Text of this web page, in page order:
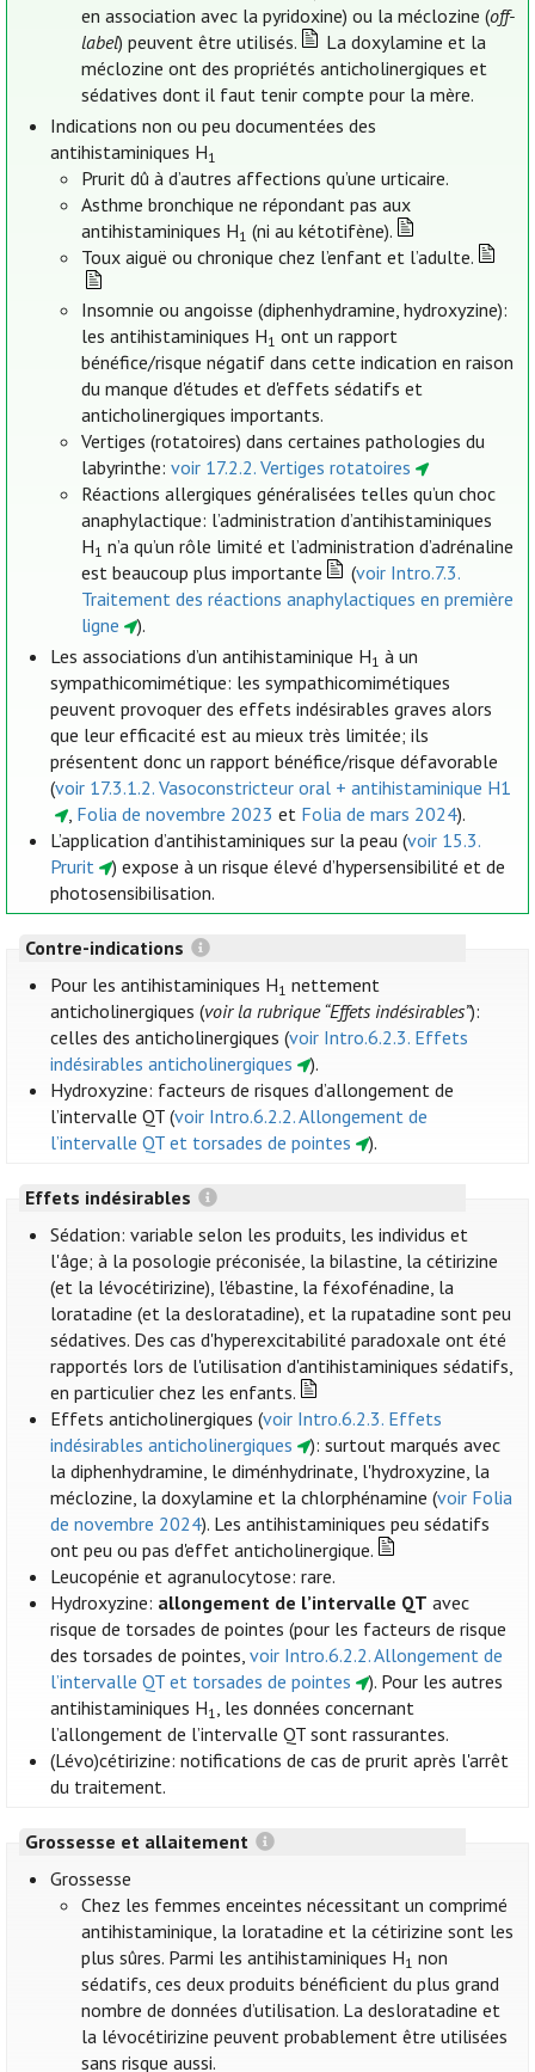
en association avec la pyridoxine) ou la méclozine (off-
label) peuvent être utilisés.
La doxylamine et la
méclozine ont des propriétés anticholinergiques et
sédatives dont il faut tenir compte pour la mère.
Indications non ou peu documentées des
antihistaminiques H1
Prurit dû à d’autres affections qu’une urticaire.
Asthme bronchique ne répondant pas aux
antihistaminiques H1 (ni au kétotifène).
Toux aiguë ou chronique chez l’enfant et l’adulte.
Insomnie ou angoisse (diphenhydramine, hydroxyzine):
les antihistaminiques H1 ont un rapport
bénéfice/risque négatif dans cette indication en raison
du manque d'études et d'effets sédatifs et
anticholinergiques importants.
Vertiges (rotatoires) dans certaines pathologies du
labyrinthe:voir 17.2.2. Vertiges rotatoires
Réactions allergiques généralisées telles qu’un choc
anaphylactique: l’administration d’antihistaminiques
H1 n’a qu’un rôle limité et l’administration d’adrénaline
est beaucoup plus importante
(voir Intro.7.3.
Traitement des réactions anaphylactiques en première
ligne
).
Les associations d’un antihistaminique H1 à un
sympathicomimétique: les sympathicomimétiques
peuvent provoquer des effets indésirables graves alors
que leur efficacité est au mieux très limitée; ils
présentent donc un rapport bénéfice/risque défavorable
(voir 17.3.1.2. Vasoconstricteur oral + antihistaminique H1
, Folia de novembre 2023 et Folia de mars 2024).
L’application d’antihistaminiques sur la peau (voir 15.3.
Prurit
) expose à un risque élevé d’hypersensibilité et de
photosensibilisation.
Contre-indications
Pour les antihistaminiques H1 nettement
anticholinergiques (voir la rubrique “Effets indésirables”):
celles des anticholinergiques (voir Intro.6.2.3. Effets
indésirables anticholinergiques
).
Hydroxyzine: facteurs de risques d’allongement de
l’intervalle QT (voir Intro.6.2.2. Allongement de
l’intervalle QT et torsades de pointes
).
Effets indésirables
Sédation: variable selon les produits, les individus et
l'âge; à la posologie préconisée, la bilastine, la cétirizine
(et la lévocétirizine), l'ébastine, la féxofénadine, la
loratadine (et la desloratadine), et la rupatadine sont peu
sédatives. Des cas d'hyperexcitabilité paradoxale ont été
rapportés lors de l'utilisation d'antihistaminiques sédatifs,
en particulier chez les enfants.
Effets anticholinergiques (voir Intro.6.2.3. Effets
indésirables anticholinergiques
): surtout marqués avec
la diphenhydramine, le diménhydrinate, l'hydroxyzine, la
méclozine, la doxylamine et la chlorphénamine (voir Folia
de novembre 2024). Les antihistaminiques peu sédatifs
ont peu ou pas d'effet anticholinergique.
Leucopénie et agranulocytose: rare.
Hydroxyzine: allongement de l’intervalle QT avec
risque de torsades de pointes (pour les facteurs de risque
des torsades de pointes,voir Intro.6.2.2. Allongement de
l’intervalle QT et torsades de pointes
). Pour les autres
antihistaminiques H1, les données concernant
l’allongement de l’intervalle QT sont rassurantes.
(Lévo)cétirizine: notifications de cas de prurit après l'arrêt
du traitement.
Grossesse et allaitement
Grossesse
Chez les femmes enceintes nécessitant un comprimé
antihistaminique, la loratadine et la cétirizine sont les
plus sûres. Parmi les antihistaminiques H1 non
sédatifs, ces deux produits bénéficient du plus grand
nombre de données d’utilisation. La desloratadine et
la lévocétirizine peuvent probablement être utilisées
sans risque aussi.